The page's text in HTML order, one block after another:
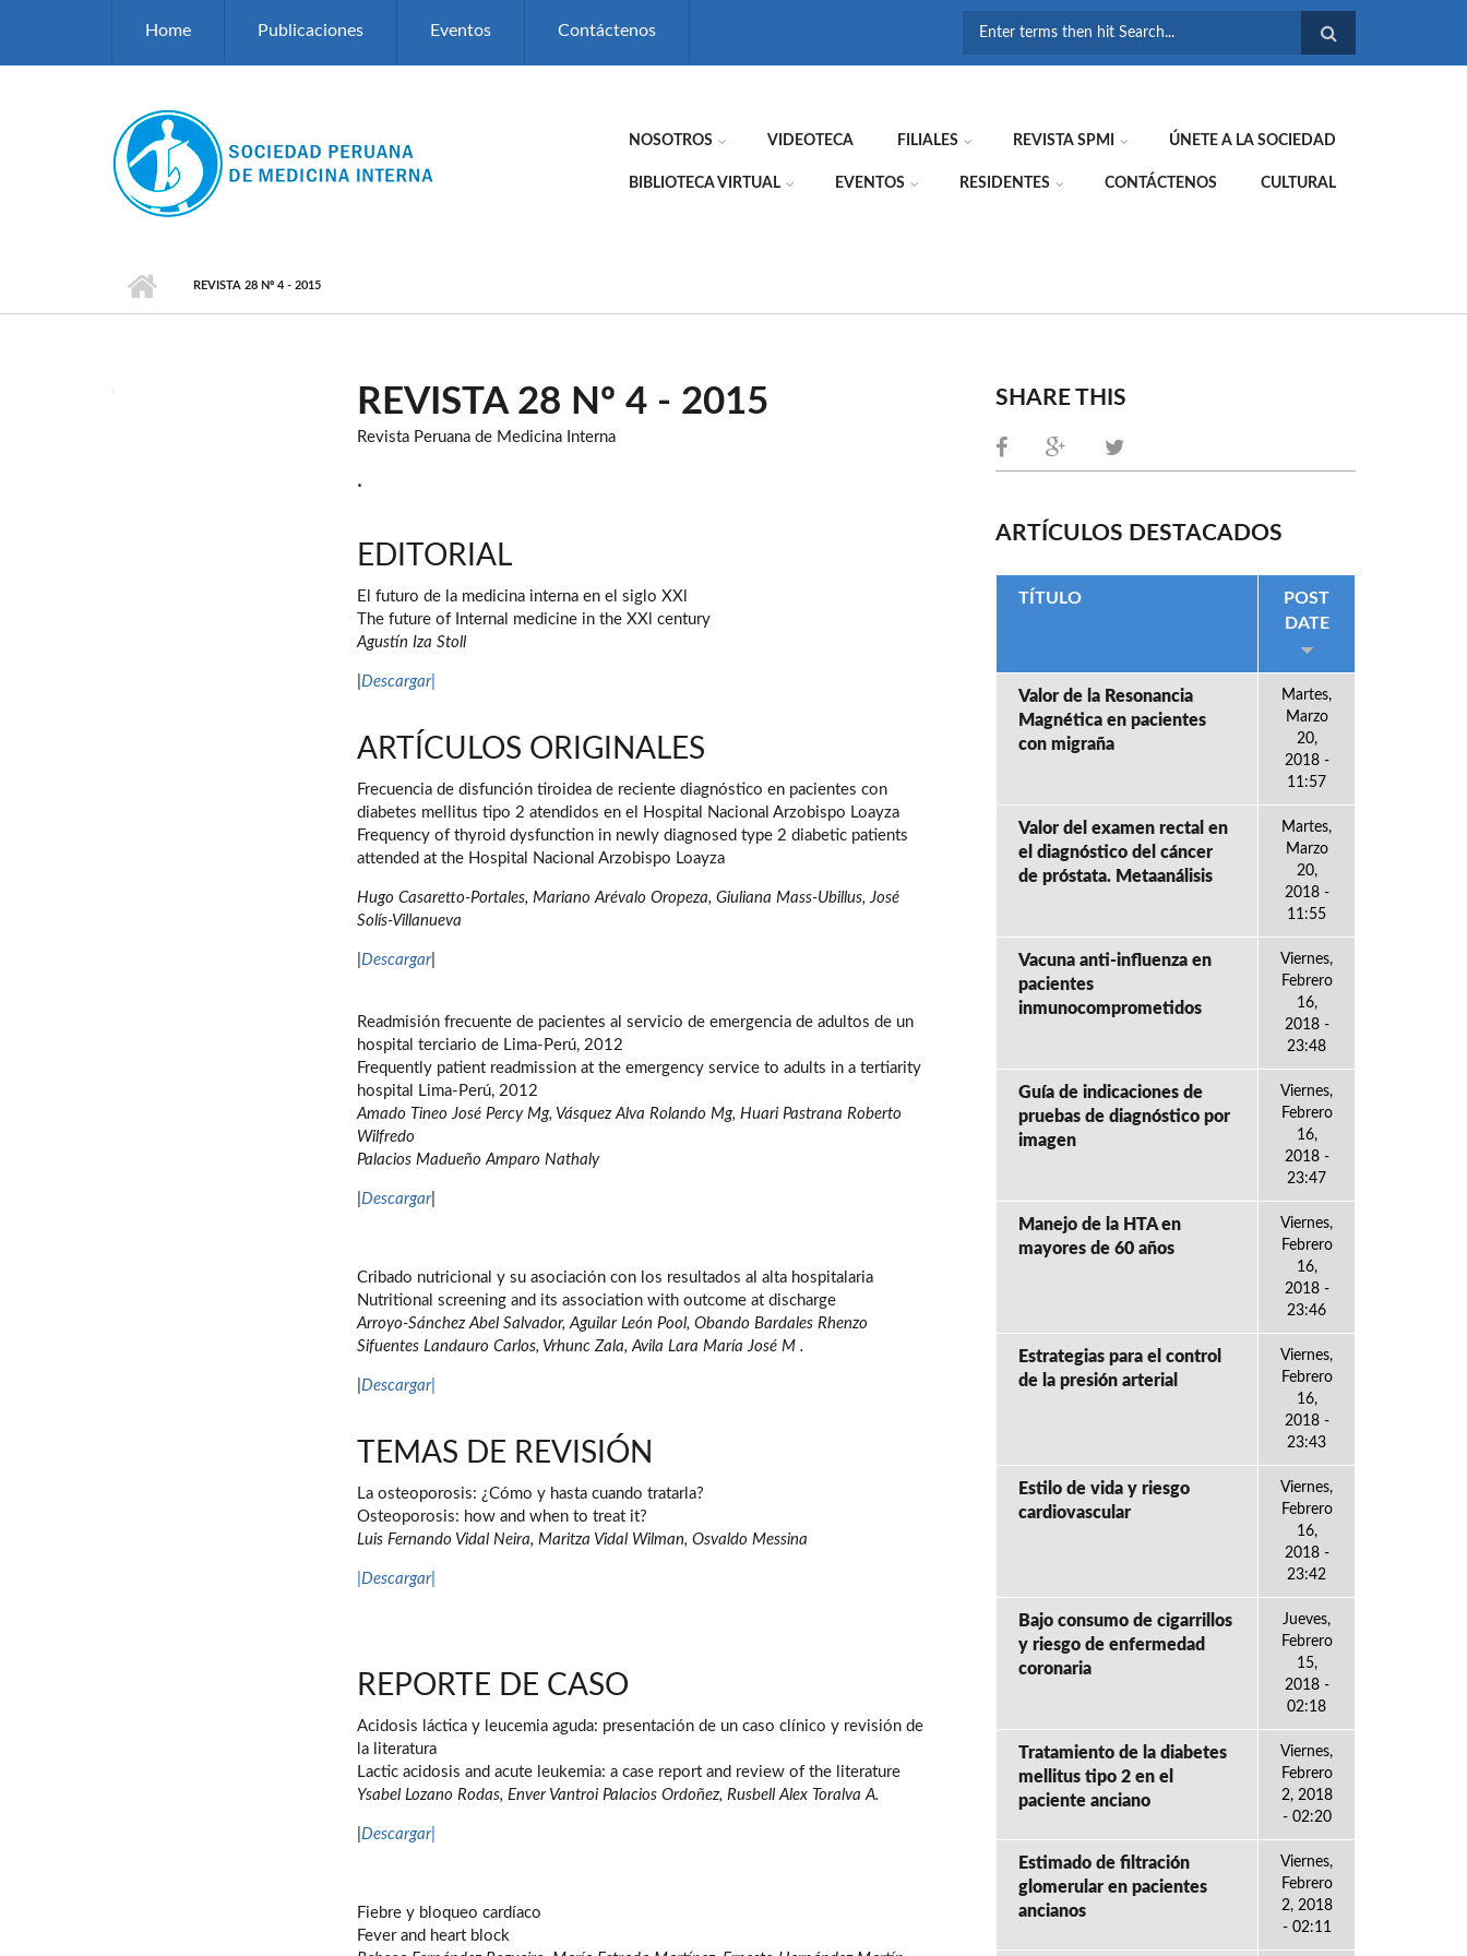
Home Publicaciones Eventos Contáctenos
NOSOTROS VIDEOTECA FILIALES REVISTA SPMI ÚNETE A LA SOCIEDAD
BIBLIOTECA VIRTUAL EVENTOS RESIDENTES CONTÁCTENOS CULTURAL
REVISTA 28 Nº 4 - 2015
REVISTA 28 Nº 4 - 2015
Revista Peruana de Medicina Interna
.
EDITORIAL
El futuro de la medicina interna en el siglo XXl
The future of Internal medicine in the XXl century
Agustín Iza Stoll
Descargar|
ARTÍCULOS ORIGINALES
Frecuencia de disfunción tiroidea de reciente diagnóstico en pacientes con
diabetes mellitus tipo 2 atendidos en el Hospital Nacional Arzobispo Loayza
Frequency of thyroid dysfunction in newly diagnosed type 2 diabetic patients
attended at the Hospital Nacional Arzobispo Loayza
Hugo Casaretto-Portales, Mariano Arévalo Oropeza, Giuliana Mass-Ubillus, José
Solís-Villanueva
Descargar|
Readmisión frecuente de pacientes al servicio de emergencia de adultos de un
hospital terciario de Lima-Perú, 2012
Frequently patient readmission at the emergency service to adults in a tertiarity
hospital Lima-Perú, 2012
Amado Tineo José Percy Mg, Vásquez Alva Rolando Mg, Huari Pastrana Roberto
Wilfredo
Palacios Madueño Amparo Nathaly
Descargar|
Cribado nutricional y su asociación con los resultados al alta hospitalaria
Nutritional screening and its association with outcome at discharge
Arroyo-Sánchez Abel Salvador, Aguilar León Pool, Obando Bardales Rhenzo
Sifuentes Landauro Carlos, Vrhunc Zala, Avila Lara María José M .
Descargar|
TEMAS DE REVISIÓN
La osteoporosis: ¿Cómo y hasta cuando tratarla?
Osteoporosis: how and when to treat it?
Luis Fernando Vidal Neira, Maritza Vidal Wilman, Osvaldo Messina
|Descargar|
REPORTE DE CASO
Acidosis láctica y leucemia aguda: presentación de un caso clínico y revisión de
la literatura
Lactic acidosis and acute leukemia: a case report and review of the literature
Ysabel Lozano Rodas, Enver Vantroi Palacios Ordoñez, Rusbell Alex Toralva A.
Descargar|
Fiebre y bloqueo cardíaco
Fever and heart block
SHARE THIS
ARTÍCULOS DESTACADOS
TÍTULO
POST
DATE
Valor de la Resonancia
Magnética en pacientes
con migraña
Martes,
Marzo
20,
2018 -
11:57
Valor del examen rectal en
el diagnóstico del cáncer
de próstata. Metaanálisis
Martes,
Marzo
20,
2018 -
11:55
Vacuna anti-influenza en
pacientes
inmunocomprometidos
Viernes,
Febrero
16,
2018 -
23:48
Guía de indicaciones de
pruebas de diagnóstico por
imagen
Viernes,
Febrero
16,
2018 -
23:47
Manejo de la HTA en
mayores de 60 años
Viernes,
Febrero
16,
2018 -
23:46
Estrategias para el control
de la presión arterial
Viernes,
Febrero
16,
2018 -
23:43
Estilo de vida y riesgo
cardiovascular
Viernes,
Febrero
16,
2018 -
23:42
Bajo consumo de cigarrillos
y riesgo de enfermedad
coronaria
Jueves,
Febrero
15,
2018 -
02:18
Tratamiento de la diabetes
mellitus tipo 2 en el
paciente anciano
Viernes,
Febrero
2, 2018
- 02:20
Estimado de filtración
glomerular en pacientes
ancianos
Viernes,
Febrero
2, 2018
- 02:11